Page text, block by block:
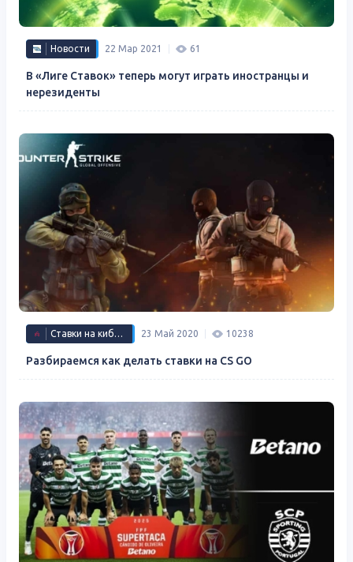
Новости 22 Мар 2021 61
В «Лиге Ставок» теперь могут играть иностранцы и
нерезиденты
Ставки на киберспорт 23 Май 2020 10238
Разбираемся как делать ставки на CS GO